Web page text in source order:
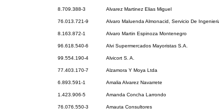
8.709.388-3 Alvarez Martinez Elias Miguel
76.013.721-9 Alvaro Maluenda Almonacid, Servicio De
8.163.872-1 Alvaro Martin Espinoza Montenegro
96.618.540-6 Alvi Supermercados Mayoristas S.A.
99.554.190-4 Alvicort S. A.
77.403.170-7 Alzamora Y Moya Ltda
6.893.591-1 Amalia Alvarez Navarrete
1.423.906-5 Amanda Concha Larrondo
76.076.550-3 Amauta Consultores